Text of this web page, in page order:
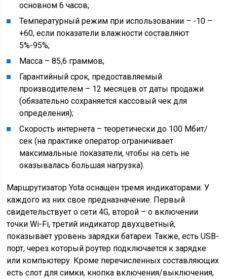
основном 6 часов;
Температурный режим при использовании – -10 –
+60, если показатели влажности составляют
5%-95%;
Масса – 85,6 граммов;
Гарантийный срок, предоставляемый
производителем – 12 месяцев от даты продажи
(обязательно сохраняется кассовый чек для
определения);
Скорость интернета – теоретически до 100 Мбит/
сек (на практике оператор ограничивает
максимальные показатели, чтобы на сеть не
оказывалась большая нагрузка).
Маршрутизатор Yota оснащен тремя индикаторами. У
каждого из них свое предназначение. Первый
свидетельствует о сети 4G, второй – о включении
точки Wi-Fi, третий индикатор двухцветный,
показывает уровень зарядки батареи. Также, есть USB-
порт, через который роутер подключается к зарядке
или компьютеру. Кроме перечисленных составляющих
есть слот для симки, кнопка включения/выключения,